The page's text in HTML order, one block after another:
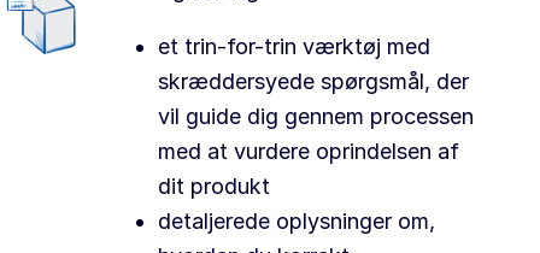
et trin-for-trin værktøj med
skræddersyede spørgsmål, der
vil guide dig gennem processen
med at vurdere oprindelsen af
dit produkt
detaljerede oplysninger om,